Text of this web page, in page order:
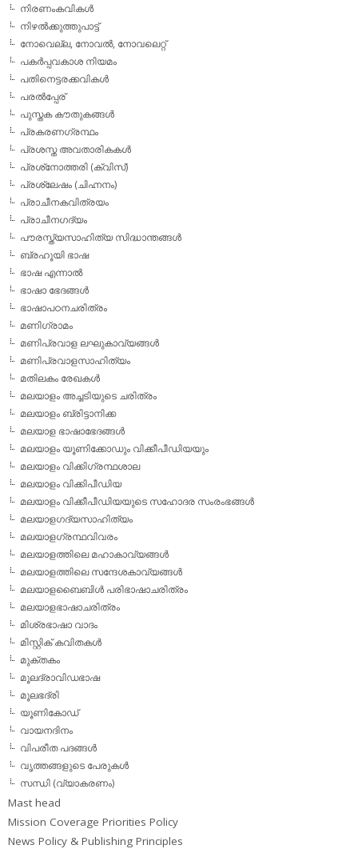
നിരണംകവികള്‍
നിഴല്‍ക്കുത്തുപാട്ട്
നോവെല്ല, നോവല്‍, നോവലെറ്റ്
പകര്‍പ്പവകാശ നിയമം
പതിനെട്ടരക്കവികള്‍
പരല്‍പ്പേര്
പുസ്തക കൗതുകങ്ങള്‍
പ്രകരണഗ്രന്ഥം
പ്രശസ്ത അവതാരികകള്‍
പ്രശ്‌നോത്തരി (ക്വിസ്)
പ്രശ്ലേഷം (ചിഹ്നനം)
പ്രാചീനകവിത്രയം
പ്രാചീനഗദ്യം
പൗരസ്ത്യസാഹിത്യ സിദ്ധാന്തങ്ങള്‍
ബ്രഹൂയി ഭാഷ
ഭാഷ എന്നാല്‍
ഭാഷാ ഭേദങ്ങള്‍
ഭാഷാപഠനചരിത്രം
മണിഗ്രാമം
മണിപ്രവാള ലഘുകാവ്യങ്ങള്‍
മണിപ്രവാളസാഹിത്യം
മതിലകം രേഖകള്‍
മലയാളം അച്ചടിയുടെ ചരിത്രം
മലയാളം ബ്രിട്ടാനിക്ക
മലയാള ഭാഷാഭേദങ്ങള്‍
മലയാളം യൂണിക്കോഡും വിക്കീപീഡിയയും
മലയാളം വിക്കിഗ്രന്ഥശാല
മലയാളം വിക്കിപീഡിയ
മലയാളം വിക്കീപീഡിയയുടെ സഹോദര സംരംഭങ്ങള്‍
മലയാളഗദ്യസാഹിത്യം
മലയാളഗ്രന്ഥവിവരം
മലയാളത്തിലെ മഹാകാവ്യങ്ങള്‍
മലയാളത്തിലെ സന്ദേശകാവ്യങ്ങള്‍
മലയാളബൈബിള്‍ പരിഭാഷാചരിത്രം
മലയാളഭാഷാചരിത്രം
മിശ്രഭാഷാ വാദം
മിസ്റ്റിക് കവിതകള്‍
മുക്തകം
മൂലദ്രാവിഡഭാഷ
മൂലഭദ്രി
യൂണികോഡ്
വായനദിനം
വിപരീത പദങ്ങള്‍
വൃത്തങ്ങളുടെ പേരുകള്‍
സന്ധി (വ്യാകരണം)
Mast head
Mission Coverage Priorities Policy
News Policy & Publishing Principles